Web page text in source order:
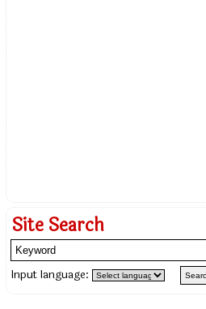
Site Search
Input language: